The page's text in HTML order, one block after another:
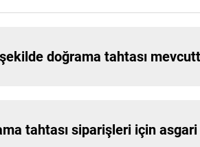
doğrama tahtası
tahtası siparişleri için